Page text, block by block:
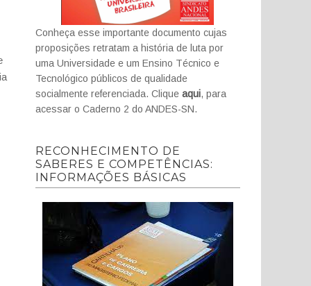
Conheça esse importante documento cujas
proposições retratam a história de luta por
uma Universidade e um Ensino Técnico e
Tecnológico públicos de qualidade
socialmente referenciada. Clique aqui, para
acessar o Caderno 2 do ANDES-SN.
RECONHECIMENTO DE
SABERES E COMPETÊNCIAS:
INFORMAÇÕES BÁSICAS